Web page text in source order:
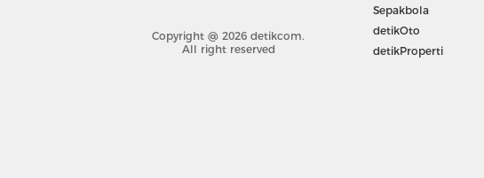
Copyright @ 2026 detikcom.
All right reserved
Sepakbola
detikOto
detikProperti